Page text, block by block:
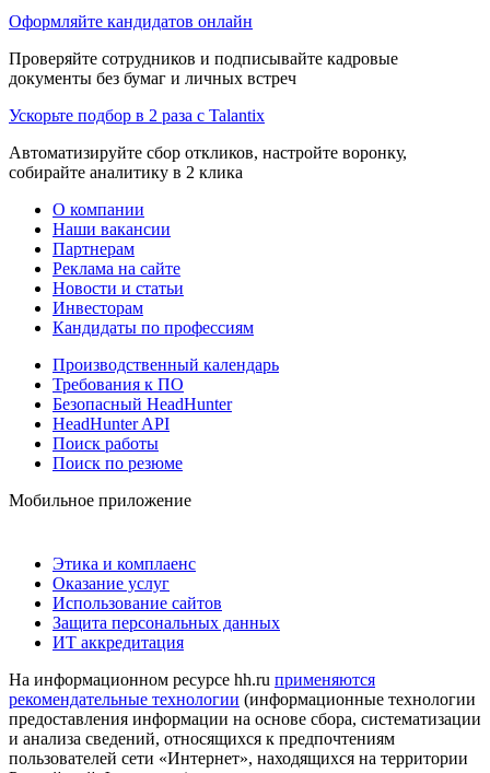
Оформляйте кандидатов онлайн
Проверяйте сотрудников и подписывайте кадровые
документы без бумаг и личных встреч
Ускорьте подбор в 2 раза с Talantix
Автоматизируйте сбор откликов, настройте воронку,
собирайте аналитику в 2 клика
О компании
Наши вакансии
Партнерам
Реклама на сайте
Новости и статьи
Инвесторам
Кандидаты по профессиям
Производственный календарь
Требования к ПО
Безопасный HeadHunter
HeadHunter API
Поиск работы
Поиск по резюме
Мобильное приложение
Этика и комплаенс
Оказание услуг
Использование сайтов
Защита персональных данных
ИТ аккредитация
На информационном ресурсе hh.ru применяются
рекомендательные технологии (информационные технологии
предоставления информации на основе сбора, систематизации
и анализа сведений, относящихся к предпочтениям
пользователей сети «Интернет», находящихся на территории